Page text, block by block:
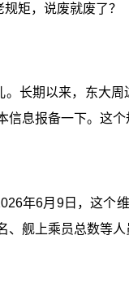
矩，说废就废了？
长期以来，东大周
息报备一下。这
年6月9日，这个
、舰上乘员总数等